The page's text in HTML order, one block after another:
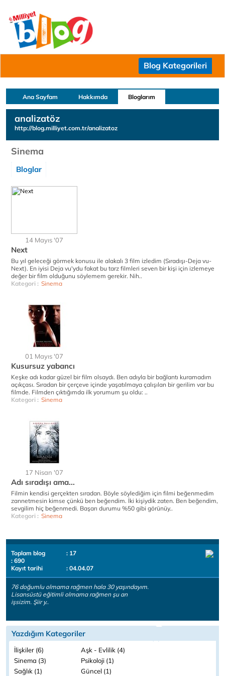
Blog Kategorileri
Ana Sayfam Hakkımda Bloglarım
analizatöz
http://blog.milliyet.com.tr/analizatoz
Sinema
Bloglar
14 Mayıs '07
Next
Bu yıl geleceği görmek konusu ile alakalı 3 film izledim (Sıradışı-Deja vu-
Next). En iyisi Deja vu'ydu fakat bu tarz filmleri seven bir kişi için izlemeye
değer bir film olduğunu söylemem gerekir. Nih..
Kategori : Sinema
01 Mayıs '07
Kusursuz yabancı
Keşke adı kadar güzel bir film olsaydı. Ben adıyla bir bağlantı kuramadım
açıkçası. Sıradan bir çerçeve içinde yaşatılmaya çalışılan bir gerilim var bu
filmde. Filmden çıktığımda ilk yorumum şu oldu: ..
Kategori : Sinema
17 Nisan '07
Adı sıradışı ama...
Filmin kendisi gerçekten sıradan. Böyle söylediğim için filmi beğenmedim
zannetmesin kimse çünkü ben beğendim. İki kişiydik zaten. Ben beğendim,
sevgilim hiç beğenmedi. Başarı durumu %50 gibi görünüy..
Kategori : Sinema
Toplam blog
: 17
: 690
Kayıt tarihi
: 04.04.07
76 doğumlu olmama rağmen hala 30 yaşındayım.
Lisansüstü eğitimli olmama rağmen şu an
işsizim. Şiir y..
Yazdığım Kategoriler
İlişkiler (6)
Aşk - Evlilik (4)
Sinema (3)
Psikoloji (1)
Sağlık (1)
Güncel (1)